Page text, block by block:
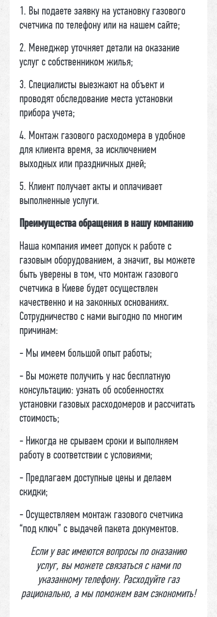
1. Вы подаете заявку на установку газового
счетчика по телефону или на нашем сайте;
2. Менеджер уточняет детали на оказание
услуг с собственником жилья;
3. Специалисты выезжают на объект и
проводят обследование места установки
прибора учета;
4. Монтаж газового расходомера в удобное
для клиента время, за исключением
выходных или праздничных дней;
5. Клиент получает акты и оплачивает
выполненные услуги.
Преимущества обращения в нашу компанию
Наша компания имеет допуск к работе с
газовым оборудованием, а значит, вы можете
быть уверены в том, что монтаж газового
счетчика в Киеве будет осуществлен
качественно и на законных основаниях.
Сотрудничество с нами выгодно по многим
причинам:
- Мы имеем большой опыт работы;
- Вы можете получить у нас бесплатную
консультацию: узнать об особенностях
установки газовых расходомеров и рассчитать
стоимость;
- Никогда не срываем сроки и выполняем
работу в соответствии с условиями;
- Предлагаем доступные цены и делаем
скидки;
- Осуществляем монтаж газового счетчика
“под ключ” с выдачей пакета документов.
Если у вас имеются вопросы по оказанию
услуг, вы можете связаться с нами по
указанному телефону. Расходуйте газ
рационально, а мы поможем вам сэкономить!